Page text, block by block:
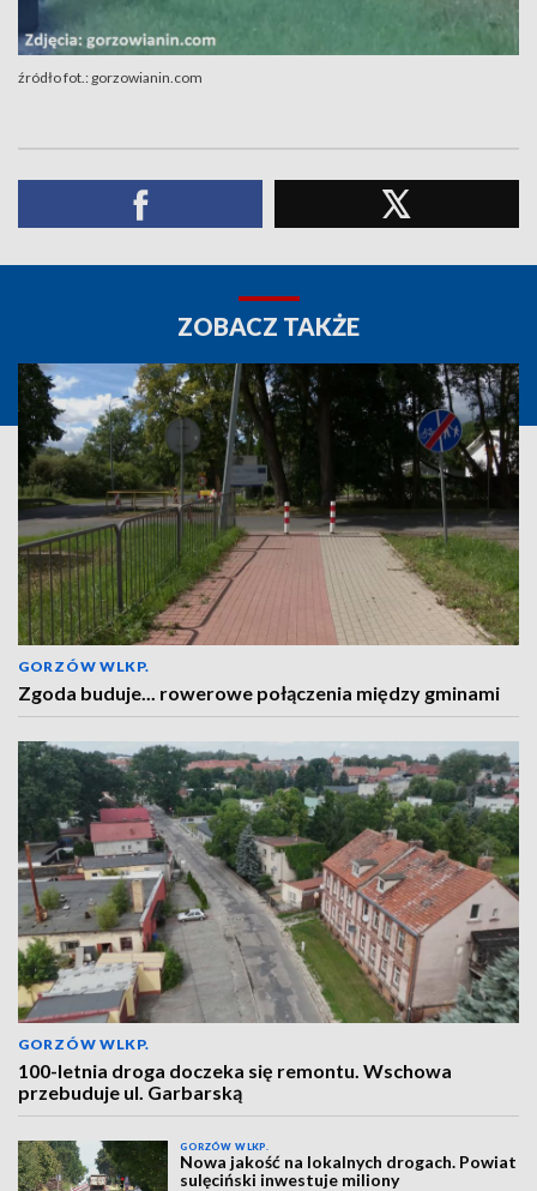
źródło fot.: gorzowianin.com
ZOBACZ TAKŻE
GORZÓW WLKP.
Zgoda buduje... rowerowe połączenia między gminami
GORZÓW WLKP.
100-letnia droga doczeka się remontu. Wschowa
przebuduje ul. Garbarską
GORZÓW WLKP.
Nowa jakość na lokalnych drogach. Powiat
sulęciński inwestuje miliony